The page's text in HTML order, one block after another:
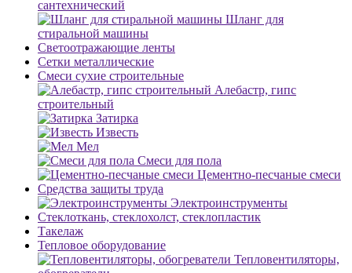
сантехнический
Шланг для
стиральной машины
Светоотражающие ленты
Сетки металлические
Смеси сухие строительные
Алебастр, гипс
строительный
Затирка
Известь
Мел
Смеси для пола
Цементно-песчаные смеси
Средства защиты труда
Электроинструменты
Стеклоткань, стеклохолст, стеклопластик
Такелаж
Тепловое оборудование
Тепловентиляторы,